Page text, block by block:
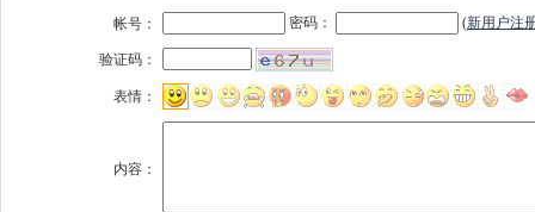
帐号： 密码： (新用户注
验证码：
表情：
内容：